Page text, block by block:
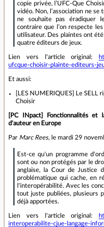
copie privée, l’UFC-Que
vidéo. Non, l’association ne se
ne souhaite pas éradiquer
contraire que l’on respecte
utilisateur. Des plaintes ont
quatre éditeurs de jeux.
Lien vers l'article original:
ufcque-choisir-plainte-editeurs-
Et aussi:
[LES NUMERIQUES] Le SELL
Choisir
[PC INpact] Fonctionnalités et
d'auteur en Europe
Par Marc Rees, le mardi 29
Est-ce qu'un programme
sont ou non protégés par le
anglaise, la Cour de Justice
problématique qui cache, en
l'interopérabilité. Avec les
tout juste publiées, plusieurs
déjà apportées.
Lien vers l'article original:
interoperabilite-cjue-langage-